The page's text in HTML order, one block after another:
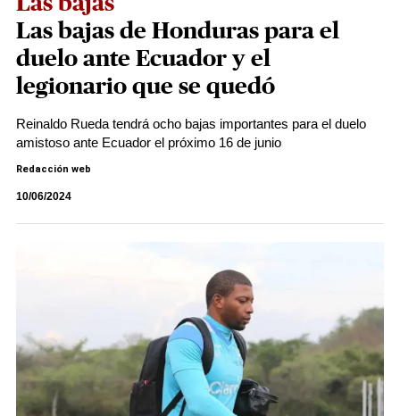
Las bajas de Honduras para el
duelo ante Ecuador y el
legionario que se quedó
Reinaldo Rueda tendrá ocho bajas importantes para el duelo
amistoso ante Ecuador el próximo 16 de junio
Redacción web
10/06/2024